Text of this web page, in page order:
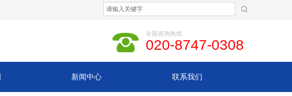
全国咨询热线
020-8747-0308
新闻中心 联系我们